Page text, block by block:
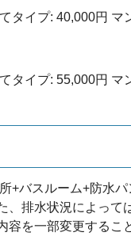
タイプ: 40,000円 マ
タイプ: 55,000円 マ
+バスルーム+防水
、排水状況によって
容を一部変更するこ